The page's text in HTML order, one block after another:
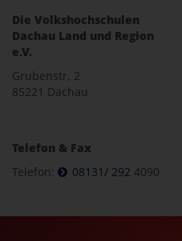
Die Volkshochschulen
Dachau Land und Region
e.V.
Grubenstr. 2
85221 Dachau
Telefon & Fax
Telefon:
08131/ 292 4090